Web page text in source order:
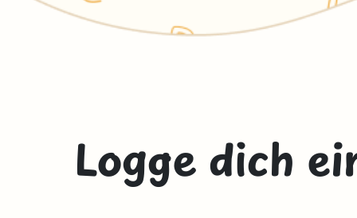
Logge dich